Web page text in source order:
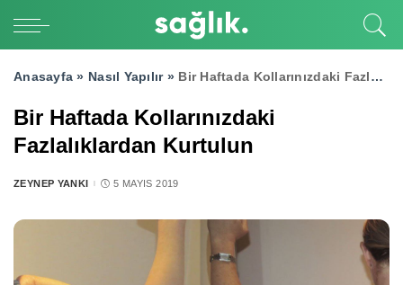
Anasayfa » Nasıl Yapılır» Bir Haftada Kollarınızdaki Fazlalıklardan Kurtulun
Bir Haftada Kollarınızdaki
Fazlalıklardan Kurtulun
POSTED
ZEYNEP YANKI 5 MAYIS 2019